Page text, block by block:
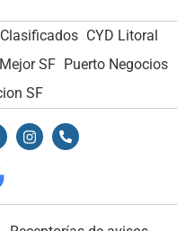
Clasificados CYD Litoral
SF Puerto Negocios
SF